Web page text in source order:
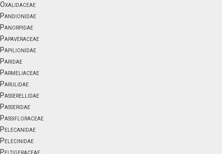
Oxalidaceae
Pandionidae
Panorpidae
Papaveraceae
Papilionidae
Paridae
Parmeliaceae
Parulidae
Passerellidae
Passeridae
Passifloraceae
Pelecanidae
Pelecinidae
Peltigeraceae